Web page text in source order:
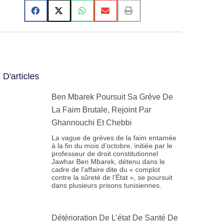
D'articles
Ben Mbarek Poursuit Sa Grève De
La Faim Brutale, Rejoint Par
Ghannouchi Et Chebbi
La vague de grèves de la faim entamée
à la fin du mois d’octobre, initiée par le
professeur de droit constitutionnel
Jawhar Ben Mbarek, détenu dans le
cadre de l’affaire dite du « complot
contre la sûreté de l’État », se poursuit
dans plusieurs prisons tunisiennes.
Détérioration De L’état De Santé De